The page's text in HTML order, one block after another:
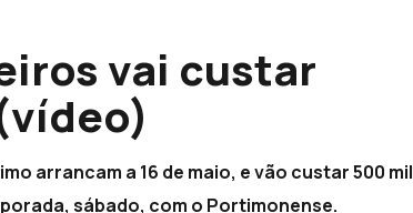
vai custar
arrancam a 16 de maio, e vão custar 500 mil
sábado, com o Portimonense.